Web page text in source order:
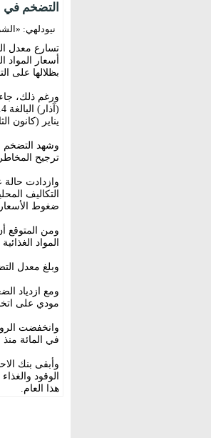
التضخم في
نيودلهي:
أسعار المواد
بظلالها على
يناير (كانون
ترجيح المخاطر
وازدادت حالة
التكاليف
ضغوط
ومن المتوقع
المواد
وبلغ معدل التضخم الغذائي 4.2 في
ومع ازدياد
مودي على
في المائة منذ
وأبقى بنك
الوقود
هذا العام.